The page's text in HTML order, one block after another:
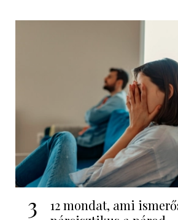
3
12 mondat, ami